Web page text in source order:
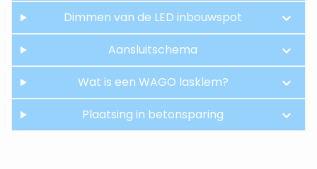
Dimmen van de LED inbouwspot
Aansluitschema
Wat is een WAGO lasklem?
Plaatsing in betonsparing